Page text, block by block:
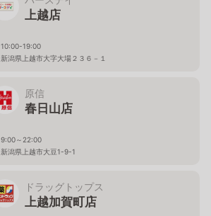
上越店
10:00-19:00
新潟県上越市大字大場２３６－１
原信
春日山店
9:00～22:00
新潟県上越市大豆1-9-1
ドラッグトップス
上越加賀町店